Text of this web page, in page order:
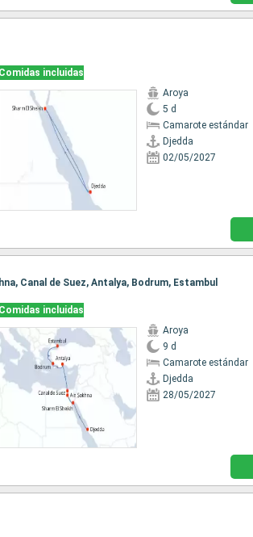
Comidas incluidas
Aroya
5 d
Camarote estándar
Djedda
02/05/2027
Canal de Suez, Antalya, Bodrum, Estambul
Comidas incluidas
Aroya
9 d
Camarote estándar
Djedda
28/05/2027